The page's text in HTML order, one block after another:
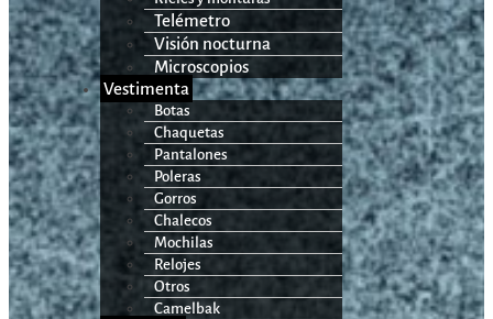
Telémetro
Visión nocturna
Microscopios
Vestimenta
Botas
Chaquetas
Pantalones
Poleras
Gorros
Chalecos
Mochilas
Relojes
Otros
Camelbak